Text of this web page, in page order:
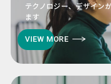
テクノロジー、デザイン
ます
VIEW MORE